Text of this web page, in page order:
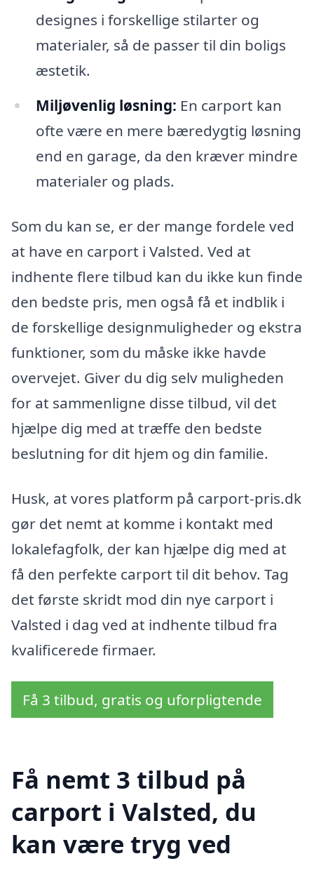
designes i forskellige stilarter og
materialer, så de passer til din boligs
æstetik.
Miljøvenlig løsning: En carport kan
ofte være en mere bæredygtig løsning
end en garage, da den kræver mindre
materialer og plads.
Som du kan se, er der mange fordele ved
at have en carport i Valsted. Ved at
indhente flere tilbud kan du ikke kun finde
den bedste pris, men også få et indblik i
de forskellige designmuligheder og ekstra
funktioner, som du måske ikke havde
overvejet. Giver du dig selv muligheden
for at sammenligne disse tilbud, vil det
hjælpe dig med at træffe den bedste
beslutning for dit hjem og din familie.
Husk, at vores platform på carport-pris.dk
gør det nemt at komme i kontakt med
lokalefagfolk, der kan hjælpe dig med at
få den perfekte carport til dit behov. Tag
det første skridt mod din nye carport i
Valsted i dag ved at indhente tilbud fra
kvalificerede firmaer.
Få 3 tilbud, gratis og uforpligtende
Få nemt 3 tilbud på
carport i Valsted, du
kan være tryg ved